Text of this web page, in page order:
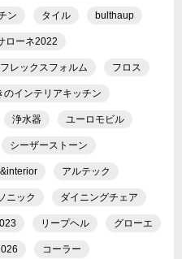
ン タイル bulthaup
ローネ2022
フレックスフォルム フロス
のインテリアキッチン
浄水器 ユーロモビル
シーザーストーン
アルテック
ニック ダイニングチェア
リープヘル グローエ
コーラー